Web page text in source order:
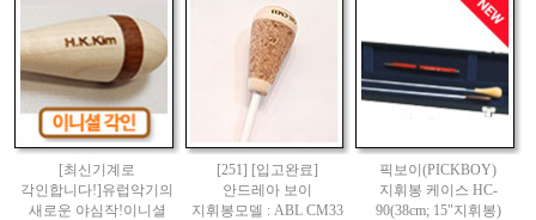
[최신기계로
각인합니다!]유럽악기의
새로운 야심작!이니셜
[251] [입고완료]
안드레아 보이
지휘봉모델 : ABL CM33
픽보이(PICKBOY)
지휘봉 케이스 HC-
90(38cm; 15"지휘봉)